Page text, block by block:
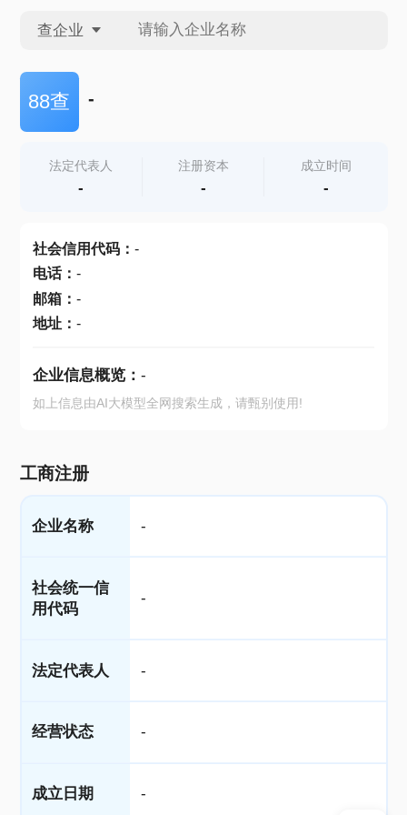
查企业
查企业
查产地
88查 -
法定代表人
-
注册资本
-
成立时间
-
社会信用代码： -
电话： -
邮箱： -
地址： -
企业信息概览： -
如上信息由AI大模型全网搜索生成，请甄别使用!
工商注册
企业名称 -
社会统一信
用代码
-
法定代表人 -
经营状态 -
成立日期 -